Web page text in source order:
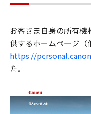
お客さま自身の所有機
供するホームページ（
https://
た。